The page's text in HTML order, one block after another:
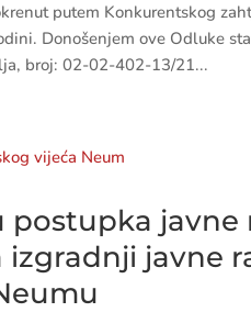
putem Konkurentskog
Donošenjem ove Odluke
broj: 02-02-402-13/21...
postupka javne
javne